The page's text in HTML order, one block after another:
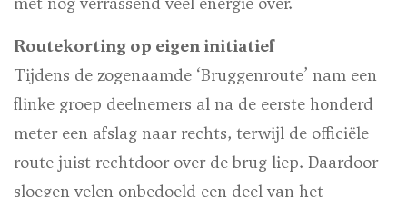
Routekorting op eigen initiatief
Tijdens de zogenaamde ‘Bruggenroute’ nam een
flinke groep deelnemers al na de eerste honderd
meter een afslag naar rechts, terwijl de officiële
route juist rechtdoor over de brug liep. Daardoor
sloegen velen onbedoeld een deel van het